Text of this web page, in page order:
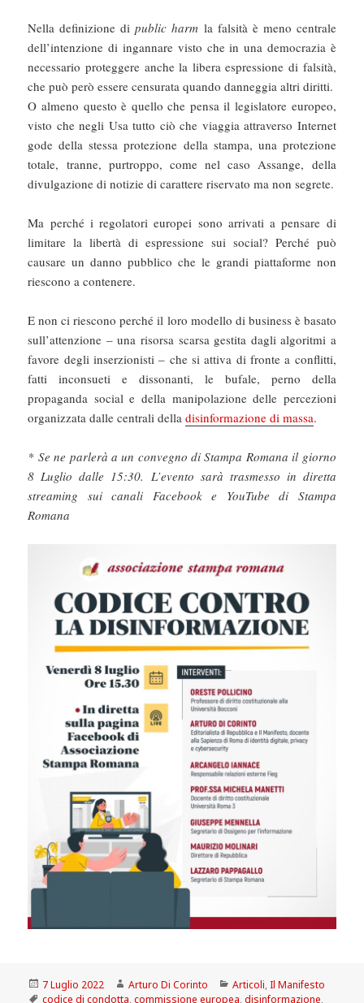
Nella definizione dipublic harm la falsità è meno centrale
dell’intenzione di ingannare visto che in una democrazia è
necessario proteggere anche la libera espressione di falsità,
che può però essere censurata quando danneggia altri diritti.
O almeno questo è quello che pensa il legislatore europeo,
visto che negli Usa tutto ciò che viaggia attraverso Internet
gode della stessa protezione della stampa, una protezione
totale, tranne, purtroppo, come nel caso Assange, della
divulgazione di notizie di carattere riservato ma non segrete.
Ma perché i regolatori europei sono arrivati a pensare di
limitare la libertà di espressione sui social? Perché può
causare un danno pubblico che le grandi piattaforme non
riescono a contenere.
E non ci riescono perché il loro modello di business è basato
sull’attenzione – una risorsa scarsa gestita dagli algoritmi a
favore degli inserzionisti – che si attiva di fronte a conflitti,
fatti inconsueti e dissonanti, le bufale, perno della
propaganda social e della manipolazione delle percezioni
organizzata dalle centrali delladisinformazione di massa.
* Se ne parlerà a un convegno di Stampa Romana il giorno
8 Luglio dalle 15:30. L’evento sarà trasmesso in diretta
streaming sui canali Facebook e YouTube di Stampa
Romana
Scritto
il
7 Luglio 2022 Autore
Arturo Di Corinto Categorie
Articoli,Il Manifesto
Tag
codice di condotta,commissione europea,disinformazione,